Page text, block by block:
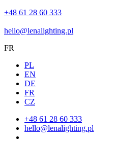
+48 61 28 60 333
hello@lenalighting.pl
FR
PL
EN
DE
FR
CZ
+48 61 28 60 333
hello@lenalighting.pl